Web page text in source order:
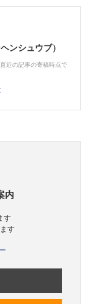
ンシュウブ）
近の記事の寄稿時点で
内
す
す